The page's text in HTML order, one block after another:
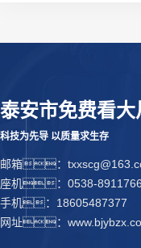
泰安市免费看大
科技为先导 以质量求生存
邮箱：
座机：0538-8911766
手机：18605487377
网址：